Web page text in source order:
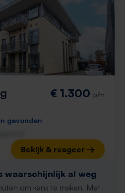
€ 1.300 p/m
gevonden
Bekijk & reageer →
waarschijnlijk al weg
om kans te maken. Met